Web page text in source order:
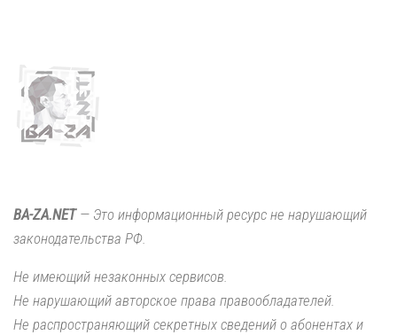
BA-ZA.NET— Это информационный ресурс не нарушающий
законодательства РФ.
Не имеющий незаконных сервисов.
Не нарушающий авторское права правообладателей.
Не распространяющий секретных сведений о абонентах и